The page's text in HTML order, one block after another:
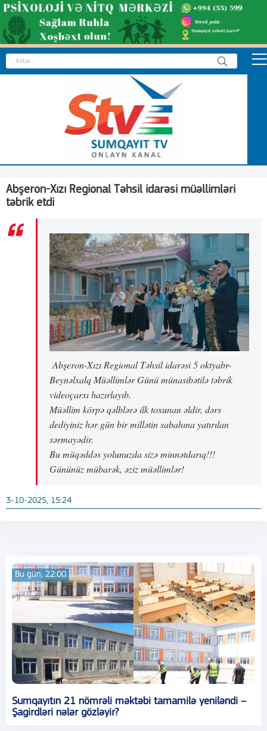
Abşeron-Xızı Regional Təhsil idarəsi müəllimləri
təbrik etdi
Abşeron-Xızı Regional Təhsil idarəsi 5 oktyabr-
Beynəlxalq Müəllimlər Günü münasibətilə təbrik
videoçarxı hazırlayıb.
Müəllim körpə qəlblərə ilk toxunan əldir, dərs
dediyiniz hər gün bir millətin sabahına yatırılan
sərmayədir.
Bu müqəddəs yolunuzda sizə minnətdarıq!!!
Gününüz mübarək, əziz müəllimlər!
3-10-2025, 15:24
Bu gün, 22:00
Sumqayıtın 21 nömrəli məktəbi tamamilə yeniləndi –
Şagirdləri nələr gözləyir?